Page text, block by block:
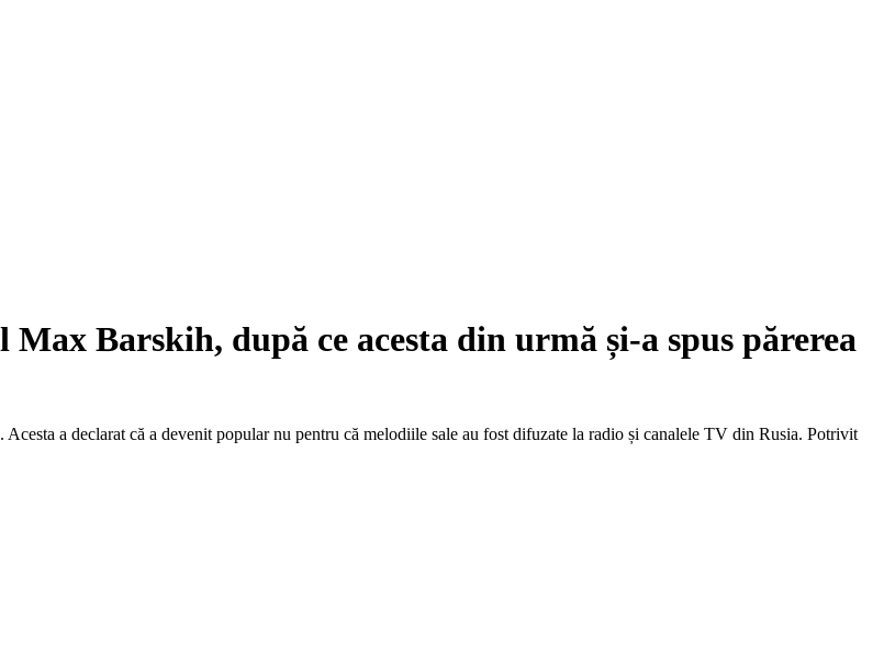
Barskih, după ce acesta din urmă și-a spus părerea
a declarat că a devenit popular nu pentru că melodiile sale au fost difuzate la radio și canalele TV din Rusia. Potrivit